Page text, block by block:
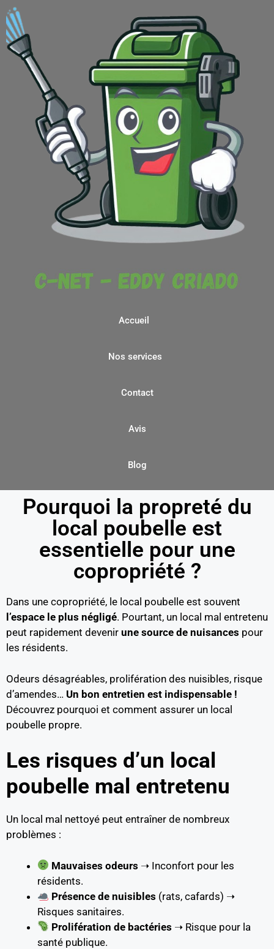
Accueil
Nos services
Contact
Avis
Blog
Pourquoi la propreté du
local poubelle est
essentielle pour une
copropriété ?
Dans une copropriété, le local poubelle est souvent
l’espace le plus négligé. Pourtant, un local mal entretenu
peut rapidement devenir une source de nuisances pour
les résidents.
Odeurs désagréables, prolifération des nuisibles, risque
d’amendes… Un bon entretien est indispensable !
Découvrez pourquoi et comment assurer un local
poubelle propre.
Les risques d’un local
poubelle mal entretenu
Un local mal nettoyé peut entraîner de nombreux
problèmes :
Mauvaises odeurs ➝ Inconfort pour les
résidents.
Présence de nuisibles (rats, cafards) ➝
Risques sanitaires.
Prolifération de bactéries ➝ Risque pour la
santé publique.